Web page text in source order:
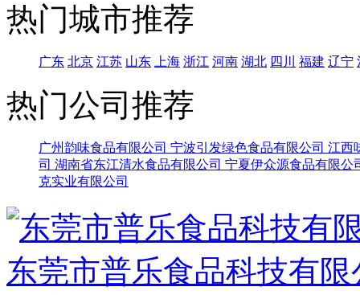
热门城市推荐
广东 北京 江苏 山东 上海 浙江 河南 湖北 四川 福建 辽宁
热门公司推荐
广州韵味食品有限公司 宁波引发绿色食品有限公司 江西
司 湖南省东江清水食品有限公司 宁夏伊众源食品有限公
克实业有限公司
东莞市普乐食品科技有限